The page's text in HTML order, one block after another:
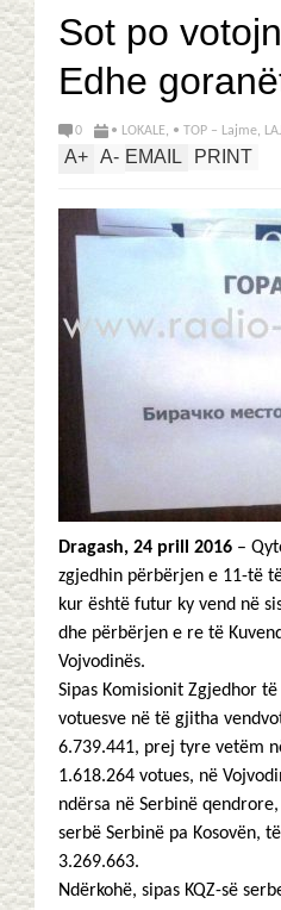
Sot po
Edhe
0 • LOKALE, • TOP – Lajme,
A+ A- EMAIL PRINT
Dragash, 24 prill 2016 –
zgjedhin përbërjen e 11-të
kur është futur ky vend në
dhe përbërjen e re të
Vojvodinës.
Sipas Komisionit Zgjedhor
votuesve në të gjitha
6.739.441, prej tyre vetëm
1.618.264 votues, në
ndërsa në Serbinë
serbë Serbinë pa Kosovën,
3.269.663.
Ndërkohë, sipas KQZ-së